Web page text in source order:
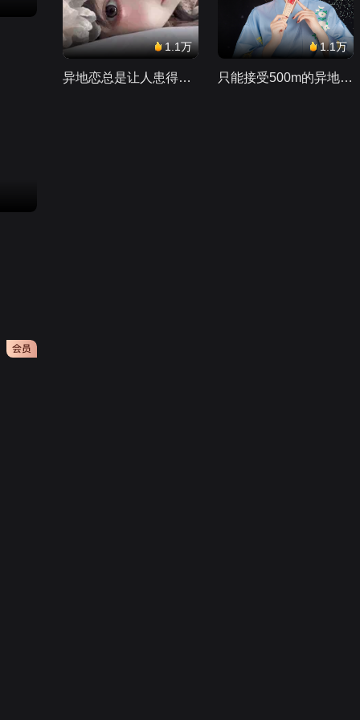
1.1万
异地恋总是让人患得患失。。。
1.1万
只能接受500m的异地恋，电动车没电了......